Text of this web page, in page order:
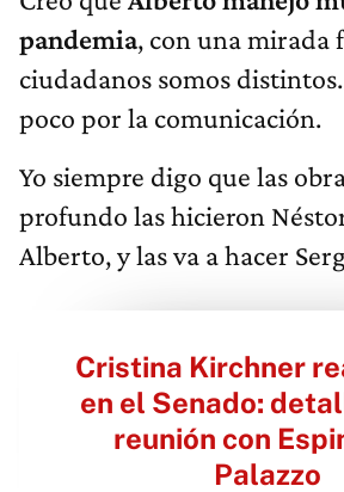
pandemia, con una mirada
ciudadanos somos
poco por la comunicación.
Yo siempre digo que las
profundo las hicieron
Alberto, y las va a hacer
Cristina Kirchner
en el Senado:
reunión con
Palazzo